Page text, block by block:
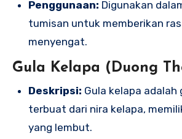
Penggunaan: Digunakan
tumisan untuk memberikan
menyengat.
Gula Kelapa (Duong
Deskripsi: Gula kelapa adalah
terbuat dari nira kelapa,
yang lembut.